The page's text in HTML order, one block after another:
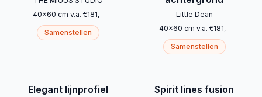
40x60 cm v.a. €181,-
Samenstellen
Little Dean
40x60 cm v.a. €181,-
Samenstellen
Elegant lijnprofiel
Spirit lines fusion